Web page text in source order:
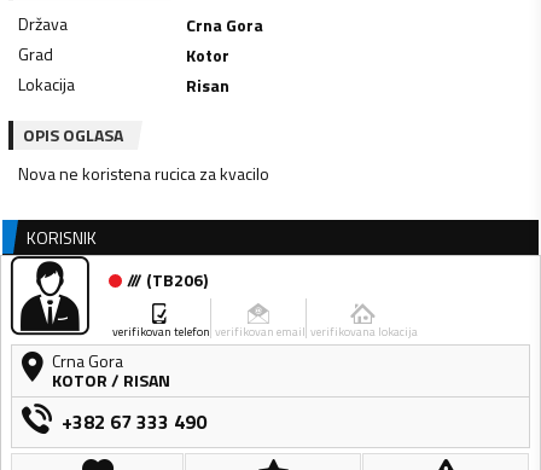
Država
Crna Gora
Grad
Kotor
Lokacija
Risan
OPIS OGLASA
Nova ne koristena rucica za kvacilo
KORISNIK
/// (TB206)
verifikovan telefon verifikovan email verifikovana lokacija
Crna Gora
KOTOR/ RISAN
+382 67 333 490